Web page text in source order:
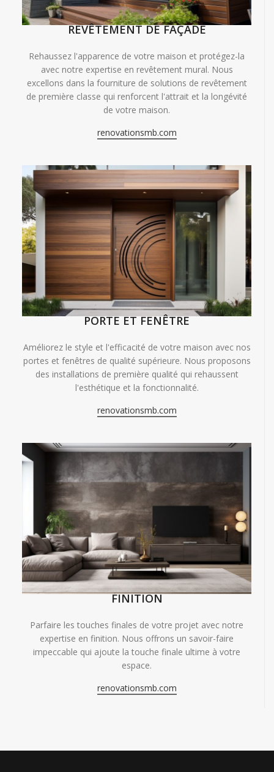
REVÊTEMENT DE FAÇADE
Rehaussez l'apparence de votre maison et protégez-la
avec notre expertise en revêtement mural. Nous
excellons dans la fourniture de solutions de revêtement
de première classe qui renforcent l'attrait et la longévité
de votre maison.
renovationsmb.com
PORTE ET FENÊTRE
Améliorez le style et l'efficacité de votre maison avec nos
portes et fenêtres de qualité supérieure. Nous proposons
des installations de première qualité qui rehaussent
l'esthétique et la fonctionnalité.
renovationsmb.com
FINITION
Parfaire les touches finales de votre projet avec notre
expertise en finition. Nous offrons un savoir-faire
impeccable qui ajoute la touche finale ultime à votre
espace.
renovationsmb.com